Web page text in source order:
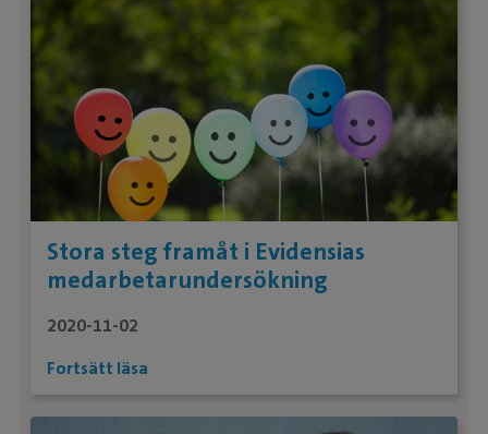
Stora steg framåt i Evidensias
medarbetarundersökning
2020-11-02
Fortsätt läsa